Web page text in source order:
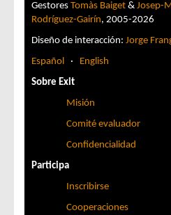
Gestores Tomàs Baiget & Josep-
Rodríguez-Gairín, 2005-2026
Diseño de interacción: Jorge
Español · English
Sobre Exit
Misión
Comité evaluador
Confidencialidad
Participa
Inscribirse
Cooperaciones